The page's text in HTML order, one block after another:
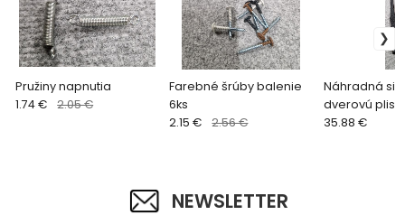
Pružiny napnutia
1.74 € 2.05 €
Farebné šrúby balenie
6ks
2.15 € 2.56 €
Náhradná
dverovú
35.88 €
NEWSLETTER